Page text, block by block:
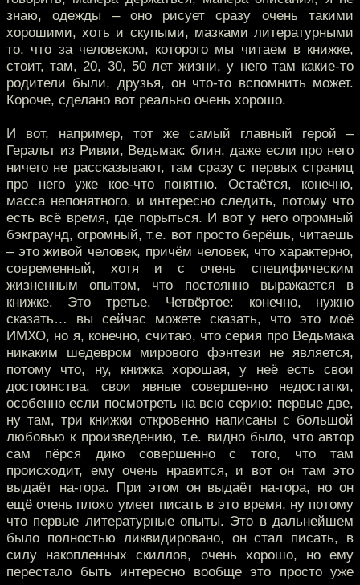
знаю, одежды – оно рисует сразу очень такими
хорошими, хоть и скупыми, мазками литературными
то, что за человеком, которого мы читаем в книжке,
стоит, там, 20, 30, 50 лет жизни, у него там какие-то
родители были, друзья, он что-то вспомнить может.
Короче, сделано вот реально очень хорошо.
И вот, например, тот же самый главный герой –
Геральт из Ривии, Ведьмак: блин, даже если про него
ничего не рассказывают, там сразу с первых страниц
про него уже кое-что понятно. Остаётся, конечно,
масса непонятного, и интересно следить, потому что
есть всё время, где порыться. И вот у него огромный
бэкграунд, огромный, т.е. вот просто берёшь, читаешь
– это живой человек, причём человек, что характерно,
современный, хотя и с очень специфическим
жизненным опытом, что постоянно выражается в
книжке. Это третье. Четвёртое: конечно, нужно
сказать… вы сейчас можете сказать, что это моё
ИМХО, но я, конечно, считаю, что серия про Ведьмака
никаким шедевром мирового фэнтези не является,
потому что, ну, книжка хорошая, у неё есть свои
достоинства, свои явные совершенно недостатки,
особенно если посмотреть на всю серию: первые две,
ну там, три книжки откровенно написаны с большой
любовью к произведению, т.е. видно было, что автор
сам пёрся дико совершенно с того, что там
происходит, ему очень нравится, и вот он там это
выдаёт на-гора. При этом он выдаёт на-гора, но он
ещё очень плохо умеет писать в это время, ну потому
что первые литературные опыты. Это в дальнейшем
было полностью ликвидировано, он стал писать, в
силу накопленных скиллов, очень хорошо, но ему
перестало быть интересно вообще это просто уже